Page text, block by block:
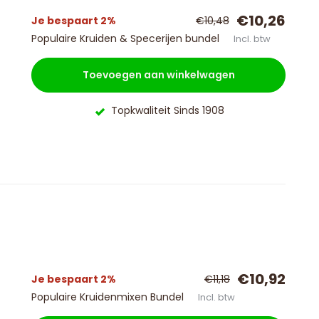
Je bespaart 2% €10,48 €10,26
Populaire Kruiden & Specerijen bundel Incl. btw
Toevoegen aan winkelwagen
Topkwaliteit Sinds 1908
Je bespaart 2% €11,18 €10,92
Populaire Kruidenmixen Bundel Incl. btw